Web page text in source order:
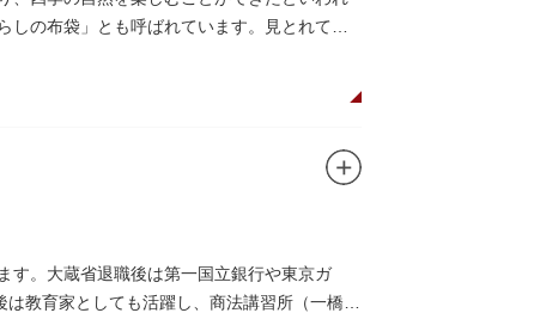
の布袋」とも呼ばれています。見とれてい
す。大蔵省退職後は第一国立銀行や東京ガ
教育家としても活躍し、商法講習所（一橋大